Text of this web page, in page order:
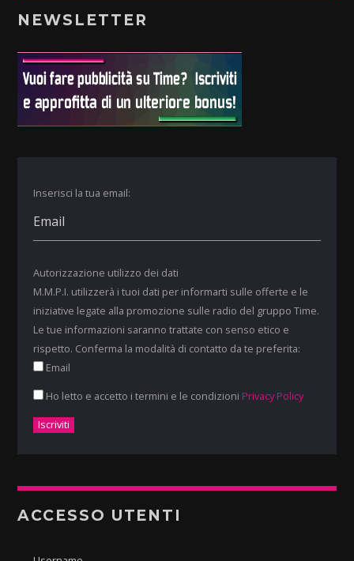
NEWSLETTER
Inserisci la tua email:
Autorizzazione utilizzo dei dati
M.M.P.I. utilizzerà i tuoi dati per informarti sulle offerte e le
iniziative legate alla promozione sulle radio del gruppo Time.
Le tue informazioni saranno trattate con senso etico e
rispetto. Conferma la modalità di contatto da te preferita:
Email
Ho letto e accetto i termini e le condizioni Privacy Policy
ACCESSO UTENTI